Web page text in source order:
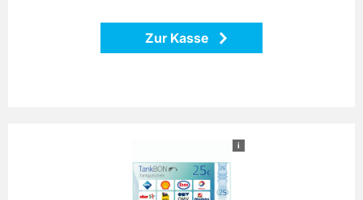
Zur Kasse
i
Bezahlen Sie einfach mit dem Bonago-Tankgutschein. Der
Bonago-Tankgutschein ist einlösbar per Telefon, Postalisch